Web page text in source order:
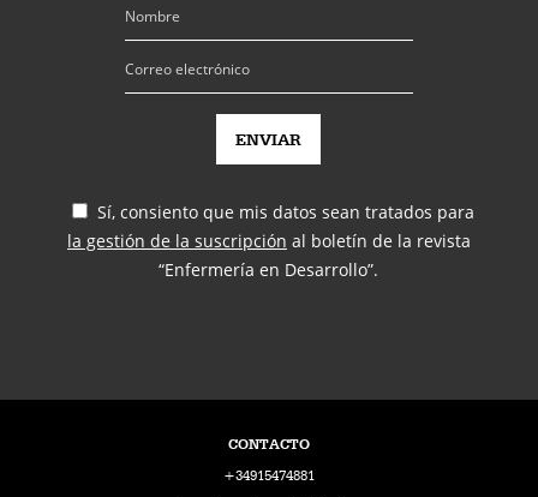
Sí, consiento que mis datos sean tratados para
la gestión de la suscripción al boletín de la revista
“Enfermería en Desarrollo”.
CONTACTO
+34915474881